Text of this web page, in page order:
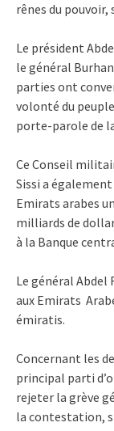
rênes du
Le président
le général
parties ont
volonté du
porte-parole de
Ce Conseil
Sissi a
Emirats arabes
milliards de
à la Banque
Le général Abdel
aux Emirats
émiratis.
Concernant les
principal parti
rejeter la grève
la contestation,